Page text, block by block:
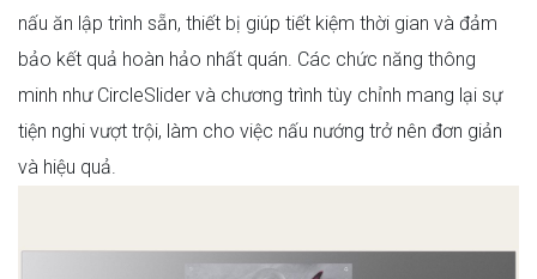
nấu ăn lập trình sẵn, thiết bị giúp tiết kiệm thời gian và đảm
bảo kết quả hoàn hảo nhất quán. Các chức năng thông
minh như CircleSlider và chương trình tùy chỉnh mang lại sự
tiện nghi vượt trội, làm cho việc nấu nướng trở nên đơn giản
và hiệu quả.